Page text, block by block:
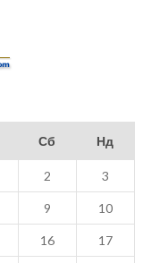
Сб Нд
2 3
9 10
16 17